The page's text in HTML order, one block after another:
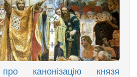
канонізацію князя